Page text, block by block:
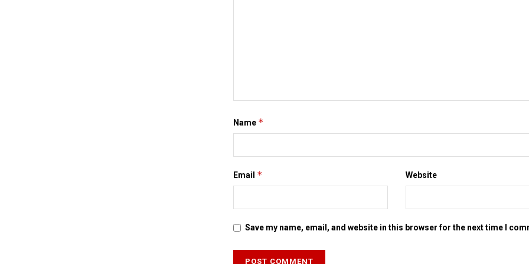
Name *
Email * Website
Save my name, email, and website in this browser for the next time I